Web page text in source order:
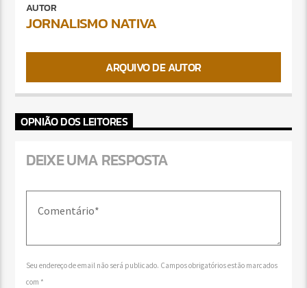
AUTOR
JORNALISMO NATIVA
ARQUIVO DE AUTOR
OPNIÃO DOS LEITORES
DEIXE UMA RESPOSTA
Seu endereço de email não será publicado. Campos obrigatórios estão marcados
com *